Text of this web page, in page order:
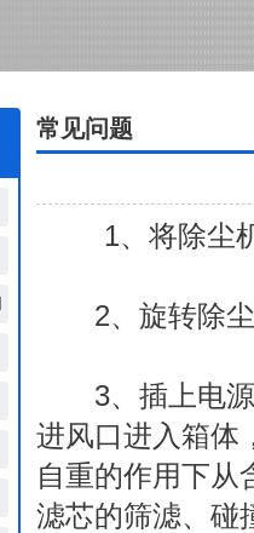
常见问题
1、将除尘机
2、旋转除尘
3、插上电源
进风口进入箱体
自重的作用下从
滤芯的筛滤、碰